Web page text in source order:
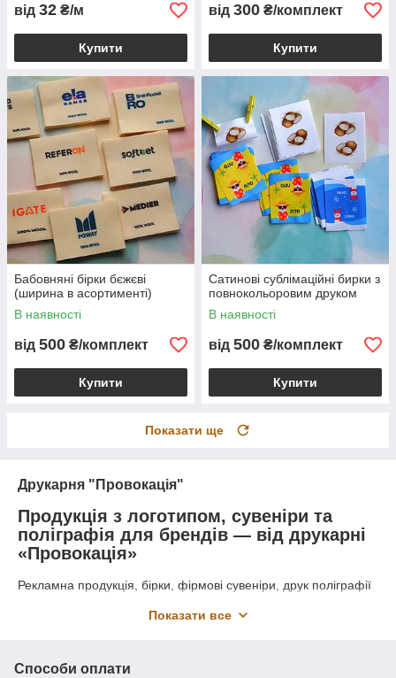
від 32 ₴/м
Купити
від 300 ₴/комплект
Купити
Бабовняні бірки бєжєві
(ширина в асортименті)
В наявності
від 500 ₴/комплект
Купити
Сатинові сублімаційні бирки з
повнокольоровим друком
В наявності
від 500 ₴/комплект
Купити
Показати ще
Друкарня "Провокація"
Продукція з логотипом, сувеніри та
поліграфія для брендів — від друкарні
«Провокація»
Рекламна продукція, бірки, фірмові сувеніри, друк поліграфії
та ціни від виробника. Розробляємо логотипи та робимо
Показати все
Способи оплати